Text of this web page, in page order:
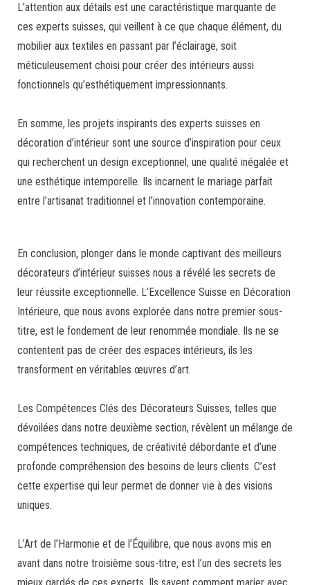
L’attention aux détails est une caractéristique marquante de
ces experts suisses, qui veillent à ce que chaque élément, du
mobilier aux textiles en passant par l’éclairage, soit
méticuleusement choisi pour créer des intérieurs aussi
fonctionnels qu’esthétiquement impressionnants.
En somme, les projets inspirants des experts suisses en
décoration d’intérieur sont une source d’inspiration pour ceux
qui recherchent un design exceptionnel, une qualité inégalée et
une esthétique intemporelle. Ils incarnent le mariage parfait
entre l’artisanat traditionnel et l’innovation contemporaine.
En conclusion, plonger dans le monde captivant des meilleurs
décorateurs d’intérieur suisses nous a révélé les secrets de
leur réussite exceptionnelle. L’Excellence Suisse en Décoration
Intérieure, que nous avons explorée dans notre premier sous-
titre, est le fondement de leur renommée mondiale. Ils ne se
contentent pas de créer des espaces intérieurs, ils les
transforment en véritables œuvres d’art.
Les Compétences Clés des Décorateurs Suisses, telles que
dévoilées dans notre deuxième section, révèlent un mélange de
compétences techniques, de créativité débordante et d’une
profonde compréhension des besoins de leurs clients. C’est
cette expertise qui leur permet de donner vie à des visions
uniques.
L’Art de l’Harmonie et de l’Équilibre, que nous avons mis en
avant dans notre troisième sous-titre, est l’un des secrets les